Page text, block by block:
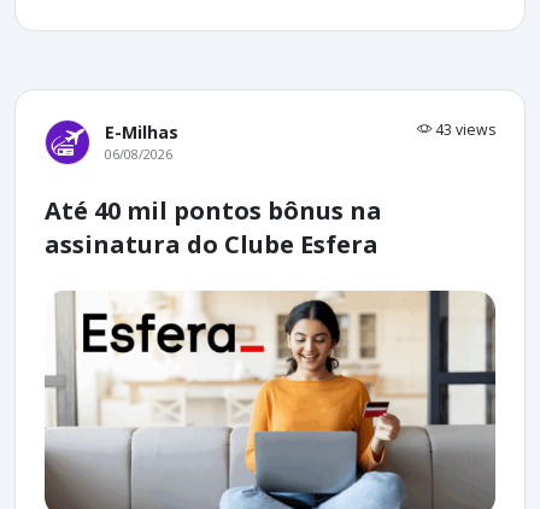
E-Milhas 43 views
06/08/2026
Até 40 mil pontos bônus na
assinatura do Clube Esfera